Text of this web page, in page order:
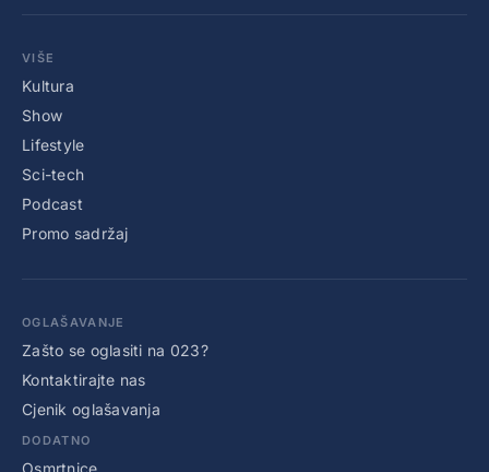
VIŠE
Kultura
Show
Lifestyle
Sci-tech
Podcast
Promo sadržaj
OGLAŠAVANJE
Zašto se oglasiti na 023?
Kontaktirajte nas
Cjenik oglašavanja
DODATNO